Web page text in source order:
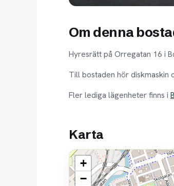
Om denna
Hyresrätt på Orregatan 16 i
Till bostaden hör diskmaskin
Fler lediga lägenheter finns i
Karta
+
−